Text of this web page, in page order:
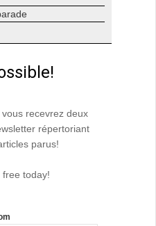
recevrez deux
répertoriant
parus!
free today!